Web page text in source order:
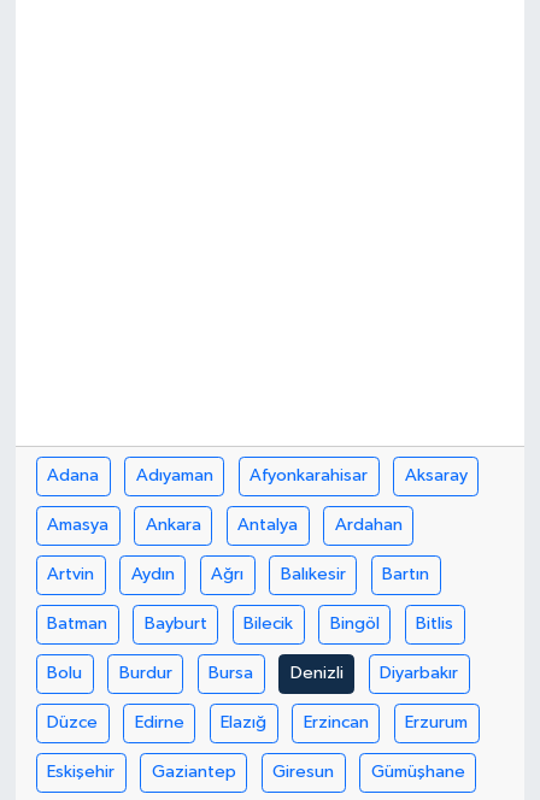
Adana Adıyaman Afyonkarahisar Aksaray
Amasya Ankara Antalya Ardahan
Artvin Aydın Ağrı Balıkesir Bartın
Batman Bayburt Bilecik Bingöl Bitlis
Bolu Burdur Bursa Denizli Diyarbakır
Düzce Edirne Elazığ Erzincan Erzurum
Eskişehir Gaziantep Giresun Gümüşhane